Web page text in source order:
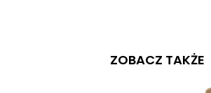
ZOBACZ TAKŻE